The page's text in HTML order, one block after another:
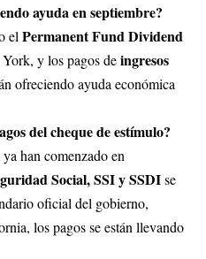
ayuda en septiembre?
el Permanent Fund Dividend
y los pagos deingresos
ofreciendo ayuda económica
del cheque de estímulo?
ya han comenzado en
Social, SSI y SSDIse
oficial del gobierno,
los pagos se están llevando